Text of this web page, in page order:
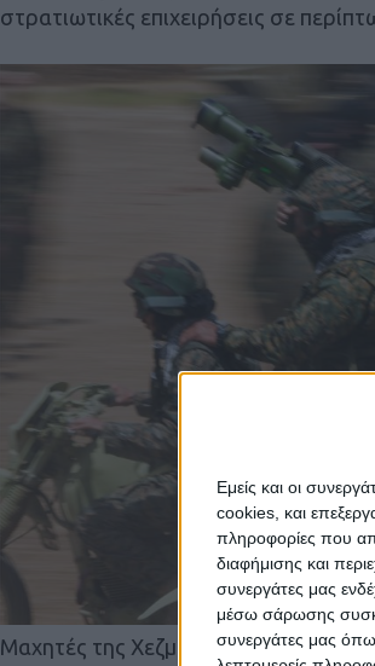
Εμείς και οι
cookies, και
πληροφορίες που
διαφήμισης και
συνεργάτες μας
μέσω σάρωσης
συνεργάτες μας
στρατιωτικές επιχειρήσεις σε
Μαχητές της Χεζμπολάχ κατά τη